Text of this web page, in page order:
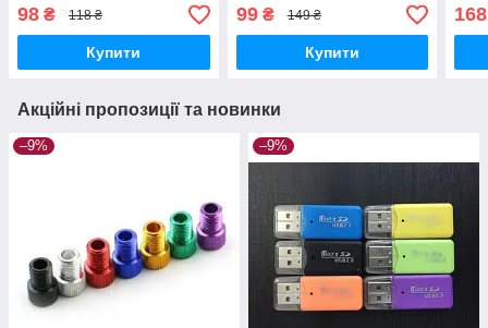
98 ₴ 118 ₴
Купити
99₴ 149 ₴
Купити
168
Акційні пропозиції та новинки
–9% –9%